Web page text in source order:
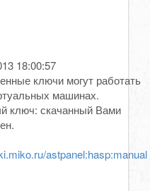
18:00:57
ключи могут работать
машинах.
ключ: скачанный Вами
astpanel:hasp:manual